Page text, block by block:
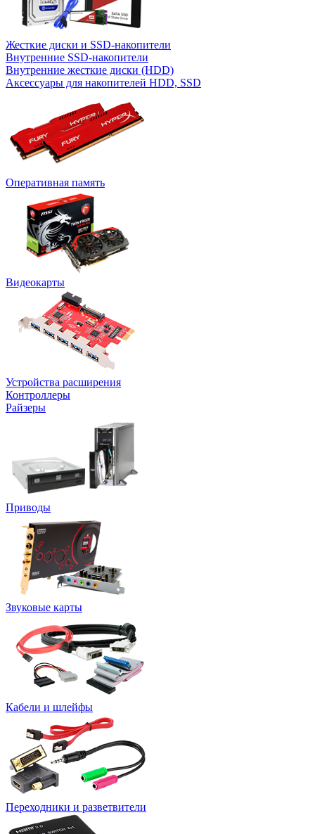
Жесткие диски и SSD-накопители
Внутренние SSD-накопители
Внутренние жесткие диски (HDD)
Аксессуары для накопителей HDD, SSD
Оперативная память
Видеокарты
Устройства расширения
Контроллеры
Райзеры
Приводы
Звуковые карты
Кабели и шлейфы
Переходники и разветвители